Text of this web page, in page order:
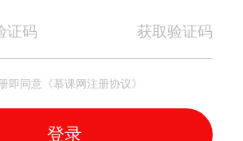
获取验证码
即同意《慕课网注册协议》
登录